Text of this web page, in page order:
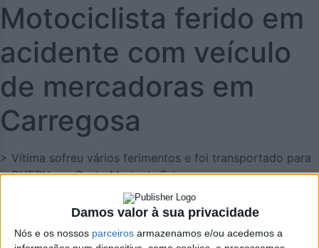
Damos valor à sua privacidade
Nós e os nossos parceiros armazenamos e/ou acedemos a
Motociclista ferido em
acidente com veículo
de mercadoras em
Carregosa
> Vítima sofreu vários ferimentos e foi transportado para
o CHEDV, em Santa Maria da Feira.